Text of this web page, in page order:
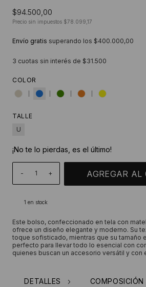
$94.500,00
Precio sin impuestos $78.099,17
Envío gratis superando los $400.000,00
3 cuotas sin interés de $31.500
COLOR
TALLE
U
¡No te lo pierdas, es el último!
- +
1 en stock
Este bolso, confeccionado en tela con
ofrece un diseño elegante y moderno. Su
toque sofisticado, mientras que su tamaño
perfecto para llevar todo lo esencial con
quienes buscan un accesorio versátil y con
DETALLES COMPOSICIÓN